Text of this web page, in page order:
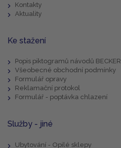
Kontakty
Aktuality
Ke stažení
Popis piktogramů návodů BECKER
Všeobecné obchodní podmínky
Formulář opravy
Reklamační protokol
Formulář - poptávka chlazení
Služby - jiné
Ubytování - Opilé sklepy